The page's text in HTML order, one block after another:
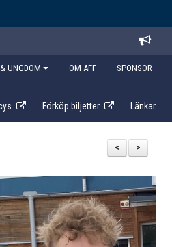
UNGDOM OM ÄFF SPONSOR
Förköp biljetter Länkar
>
<